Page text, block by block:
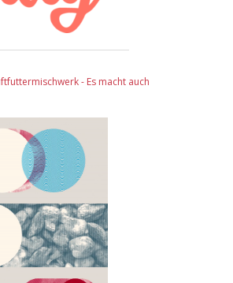
- Es macht auch